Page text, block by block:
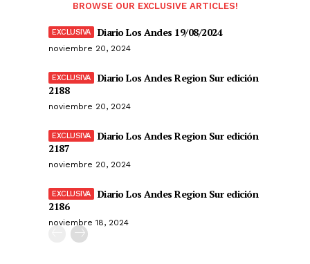
BROWSE OUR EXCLUSIVE ARTICLES!
Diario Los Andes 19/08/2024
noviembre 20, 2024
Diario Los Andes Region Sur edición
2188
noviembre 20, 2024
Diario Los Andes Region Sur edición
2187
noviembre 20, 2024
Diario Los Andes Region Sur edición
2186
noviembre 18, 2024